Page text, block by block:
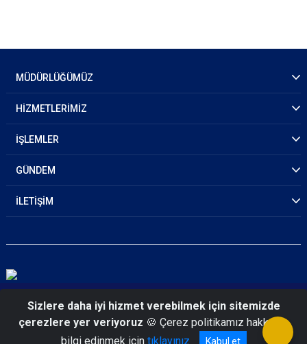
MÜDÜRLÜĞÜMÜZ
HİZMETLERİMİZ
İŞLEMLER
GÜNDEM
İLETİŞİM
© 2026 Hakkari Emniyet Müdürlüğü
Sizlere daha iyi hizmet verebilmek için sitemizde
çerezlere yer veriyoruz 🍪 Çerez politikamız hakkında
bilgi edinmek için tıklayınız Kabul et